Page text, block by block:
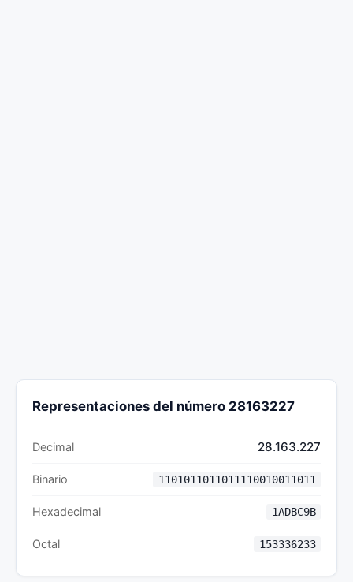
Representaciones del número 28163227
Decimal 28.163.227
Binario 1101011011011110010011011
Hexadecimal 1ADBC9B
Octal 153336233